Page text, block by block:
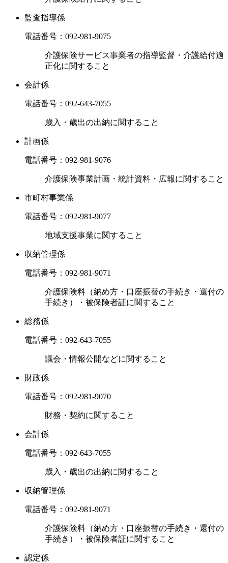
監査指導係
電話番号： 092-981-9075
介護保険サービス事業者の指導監督・介護給付適
正化に関すること
会計係
電話番号： 092-643-7055
歳入・歳出の出納に関すること
計画係
電話番号： 092-981-9076
介護保険事業計画・統計資料・広報に関すること
市町村事業係
電話番号： 092-981-9077
地域支援事業に関すること
収納管理係
電話番号： 092-981-9071
介護保険料（納め方・口座振替の手続き・還付の
手続き）・被保険者証に関すること
総務係
電話番号： 092-643-7055
議会・情報公開などに関すること
財政係
電話番号： 092-981-9070
財務・契約に関すること
会計係
電話番号： 092-643-7055
歳入・歳出の出納に関すること
収納管理係
電話番号： 092-981-9071
介護保険料（納め方・口座振替の手続き・還付の
手続き）・被保険者証に関すること
認定係